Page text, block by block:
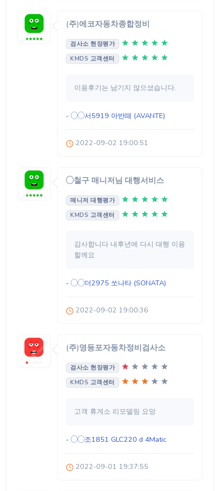
(주)에코자동차종합정비
검사소 현장평가
KMDS 고객센터
이용후기는 남기지 않으셨습니다.
- ◯◯서5919 아반떼 (AVANTE)
2022-09-02 19:00:51
◯철구 매니저님 대행서비스
매니저 대행평가
KMDS 고객센터
감사합니다 내후년에 다시 대행 이용
할께요
- ◯◯더2975 쏘나타 (SONATA)
2022-09-02 19:00:36
(주)영등포자동차정비검사소
검사소 현장평가
KMDS 고객센터
고객 휴게소 리모델링 요망
- ◯◯조1851 GLC220 d 4Matic
2022-09-01 19:37:55